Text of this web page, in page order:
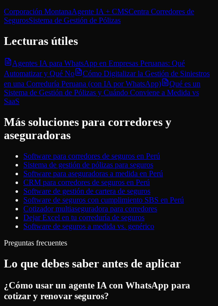
Corporación MontanaAgente IA + CMSCentra Corredores de
SegurosSistema de Gestión de Pólizas
Lecturas útiles
Agentes IA para WhatsApp en Empresas Peruanas: Qué
Automatizar y Qué No
Cómo Digitalizar la Gestión de Siniestros
en una Correduría Peruana (con IA por WhatsApp)
Qué es un
Sistema de Gestión de Pólizas y Cuándo Conviene a Medida vs
SaaS
Más soluciones para corredores y
aseguradoras
Software para corredores de seguros en Perú
Sistema de gestión de pólizas para seguros
Software para aseguradoras a medida en Perú
CRM para corredores de seguros en Perú
Software de gestión de cartera de seguros
Software de seguros con cumplimiento SBS en Perú
Cotizador multiaseguradora para corredores
Dejar Excel en tu correduría de seguros
Software de seguros a medida vs. genérico
Preguntas frecuentes
Lo que debes saber antes de aplicar
¿Cómo usar un agente IA con WhatsApp para
cotizar y renovar seguros?